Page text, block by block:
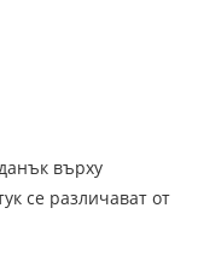
върху
се различават от